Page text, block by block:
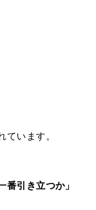
ています。
番引き立つか」